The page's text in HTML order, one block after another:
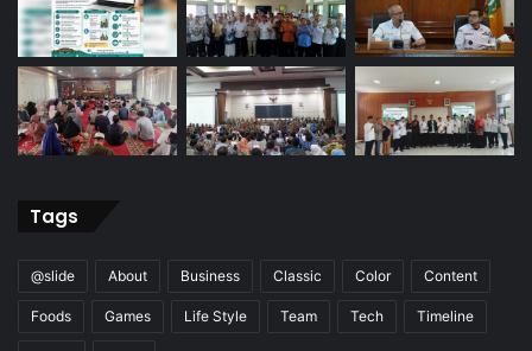
Tags
@slide About Business Classic Color Content
Foods Games Life Style Team Tech Timeline